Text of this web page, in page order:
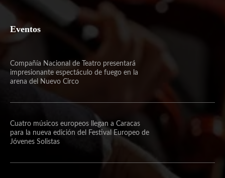
Eventos
Compañía Nacional de Teatro presentará
impresionante espectáculo de fuego en la
arena del Nuevo Circo
Cuatro músicos europeos llegan a Caracas
para la nueva edición del Festival Europeo de
Jóvenes Solistas